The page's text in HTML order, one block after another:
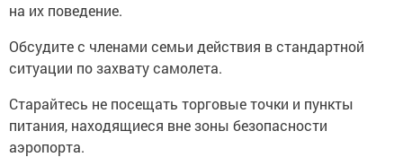
на их поведение.
Обсудите с членами семьи действия в стандартной
ситуации по захвату самолета.
Старайтесь не посещать торговые точки и пункты
питания, находящиеся вне зоны безопасности
аэропорта.